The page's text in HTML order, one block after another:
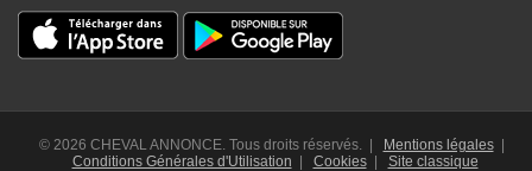
© 2026 CHEVAL ANNONCE. Tous droits réservés. | Mentions légales|
Conditions Générales d'Utilisation | Cookies| Site classique